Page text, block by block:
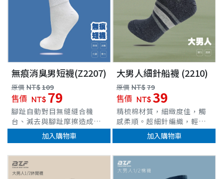
無痕消臭男短襪(Z2207)
原價 NT$109
售價 NT$ 79
腳趾自動對目無縫縫合機
台、減去與腳趾摩擦造成不
適與疼痛選用優質消臭紗，
具消臭功效同時避免黃金葡
臭味完全服貼腳型，避免持
續運動所造成的擠壓摩擦精
加入購物車
大男人細針船襪 (2210)
原價 NT$79
售價 NT$ 39
精梳棉材質，細緻度佳，觸
感柔順。超細針編織，輕薄
透氣貼合。立體腳跟織法，
穩定腳跟位置。超彈性羅紋
加入購物車